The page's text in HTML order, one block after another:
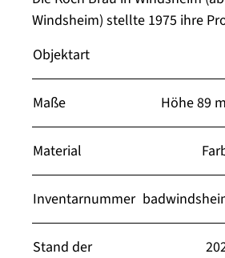
Windsheim) stellte 1975 ihre
Objektart
Maße Höhe 89
Material
Inventarnummer
Stand der